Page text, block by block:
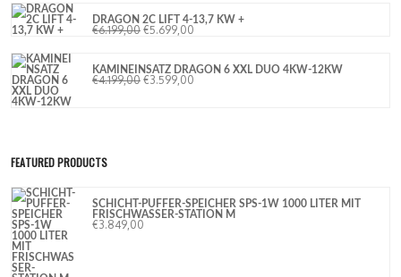
DRAGON 2C LIFT 4-13,7 KW +
€6.199,00 €5.699,00
KAMINEINSATZ DRAGON 6 XXL DUO 4KW-12KW
€4.199,00 €3.599,00
FEATURED PRODUCTS
SCHICHT-PUFFER-SPEICHER SPS-1W 1000 LITER MIT
FRISCHWASSER-STATION M
€3.849,00